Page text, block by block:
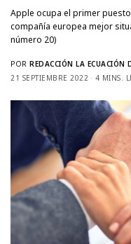
Apple ocupa el primer
compañía europea mejor
número 20)
POR REDACCIÓN LA ECUACIÓN
21 SEPTIEMBRE 2022
4 MINS.